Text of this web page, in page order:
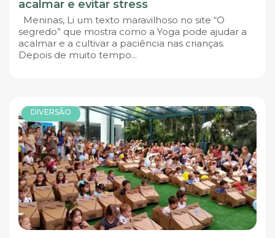
acalmar e evitar stress
Meninas, Li um texto maravilhoso no site “O
segredo” que mostra como a Yoga pode ajudar a
acalmar e a cultivar a paciência nas crianças.
Depois de muito tempo...
DIVERSÃO